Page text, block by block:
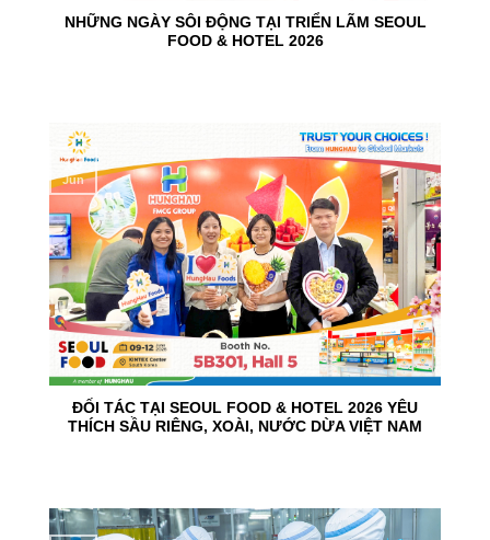
NHỮNG NGÀY SÔI ĐỘNG TẠI TRIỂN LÃM SEOUL
FOOD & HOTEL 2026
ĐỐI TÁC TẠI SEOUL FOOD & HOTEL 2026 YÊU
THÍCH SẦU RIÊNG, XOÀI, NƯỚC DỪA VIỆT NAM
10
Jun